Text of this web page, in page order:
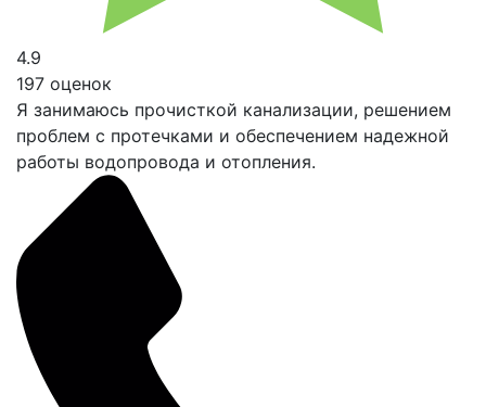
4.9
197 оценок
Я занимаюсь прочисткой канализации, решением
проблем с протечками и обеспечением надежной
работы водопровода и отопления.